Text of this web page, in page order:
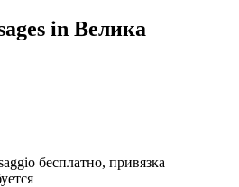
in Велика
бесплатно, привязка